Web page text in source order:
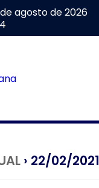
agosto de 2026
› 22/02/2021